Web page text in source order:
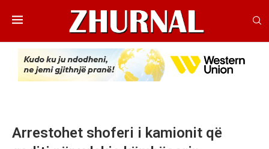
Arrestohet shoferi i kamionit që